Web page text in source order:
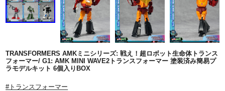
TRANSFORMERS AMKミニシリーズ: 戦え！超ロボット生命体トランス
フォーマー/ G1: AMK MINI WAVE2トランスフォーマー 塗装済み簡易プ
ラモデルキット 6個入りBOX
#トランスフォーマー